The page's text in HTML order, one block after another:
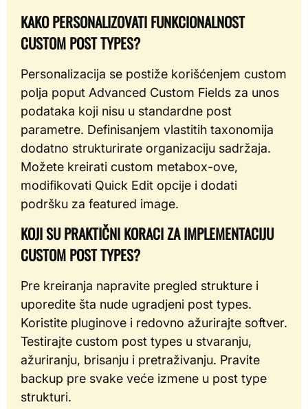
KAKO PERSONALIZOVATI FUNKCIONALNOST
CUSTOM POST TYPES?
Personalizacija se postiže korišćenjem custom
polja poput Advanced Custom Fields za unos
podataka koji nisu u standardne post
parametre. Definisanjem vlastitih taxonomija
dodatno strukturirate organizaciju sadržaja.
Možete kreirati custom metabox-ove,
modifikovati Quick Edit opcije i dodati
podršku za featured image.
KOJI SU PRAKTIČNI KORACI ZA IMPLEMENTACIJU
CUSTOM POST TYPES?
Pre kreiranja napravite pregled strukture i
uporedite šta nude ugradjeni post types.
Koristite pluginove i redovno ažurirajte softver.
Testirajte custom post types u stvaranju,
ažuriranju, brisanju i pretraživanju. Pravite
backup pre svake veće izmene u post type
strukturi.